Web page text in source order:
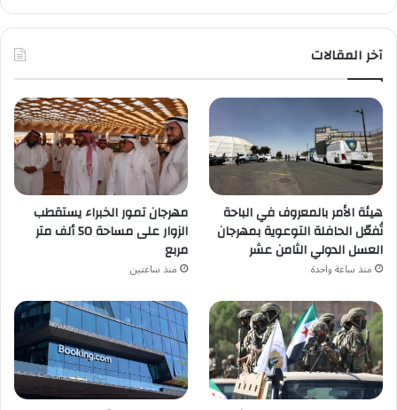
آخر المقالات
هيئة الأمر بالمعروف في الباحة
تُفعّل الحافلة التوعوية بمهرجان
العسل الدولي الثامن عشر
منذ ساعة واحدة
مهرجان تمور الخبراء يستقطب
الزوار على مساحة 50 ألف متر
مربع
منذ ساعتين